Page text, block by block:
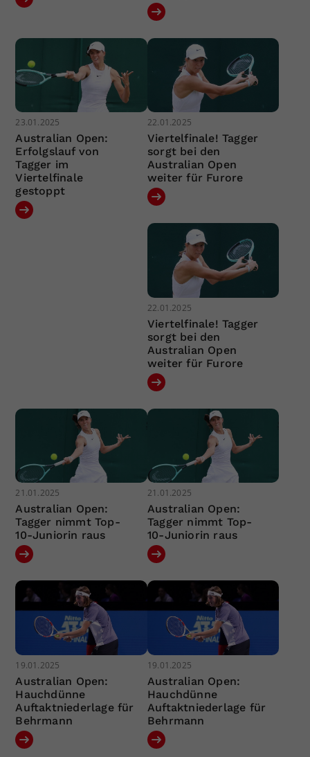
23.01.2025
Australian Open:
Erfolgslauf von
Tagger im
Viertelfinale
gestoppt
22.01.2025
Viertelfinale! Tagger
sorgt bei den
Australian Open
weiter für Furore
22.01.2025
Viertelfinale! Tagger
sorgt bei den
Australian Open
weiter für Furore
21.01.2025
Australian Open:
Tagger nimmt Top-
10-Juniorin raus
21.01.2025
Australian Open:
Tagger nimmt Top-
10-Juniorin raus
19.01.2025
Australian Open:
Hauchdünne
Auftaktniederlage für
Behrmann
19.01.2025
Australian Open:
Hauchdünne
Auftaktniederlage für
Behrmann